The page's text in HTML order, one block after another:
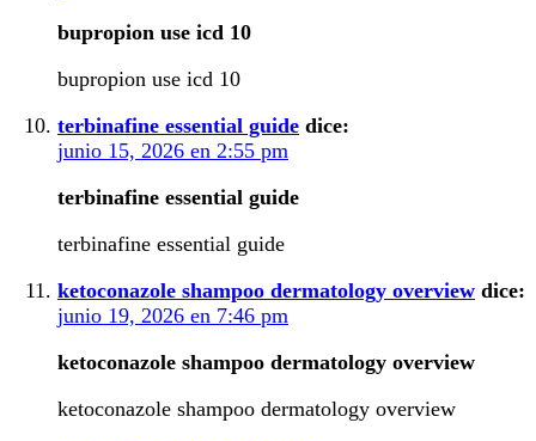
bupropion use icd 10
bupropion use icd 10
terbinafine essential guide dice:
junio 15, 2026 en 2:55 pm
terbinafine essential guide
terbinafine essential guide
ketoconazole shampoo dermatology overview dice:
junio 19, 2026 en 7:46 pm
ketoconazole shampoo dermatology overview
ketoconazole shampoo dermatology overview